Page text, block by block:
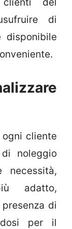
di
disponibile
cliente
noleggio
adatto,
di
per il